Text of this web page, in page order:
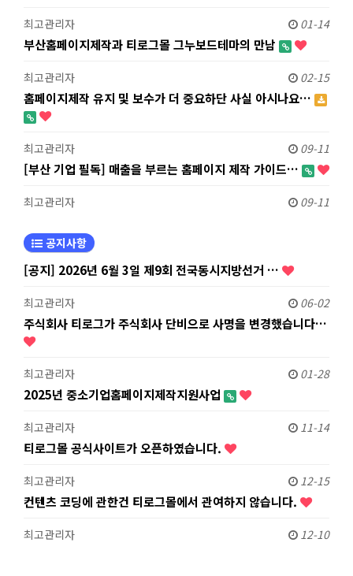
최고관리자 01-14
부산홈페이지제작과 티로그몰 그누보드테마의 만남
최고관리자 02-15
홈페이지제작 유지 및 보수가 더 중요하단 사실 아시나요…
최고관리자 09-11
[부산 기업 필독] 매출을 부르는 홈페이지 제작 가이드…
최고관리자 09-11
공지사항
[공지] 2026년 6월 3일 제9회 전국동시지방선거 …
최고관리자 06-02
주식회사 티로그가 주식회사 단비으로 사명을 변경했습니다…
최고관리자 01-28
2025년 중소기업홈페이지제작지원사업
최고관리자 11-14
티로그몰 공식사이트가 오픈하였습니다.
최고관리자 12-15
컨텐츠 코딩에 관한건 티로그몰에서 관여하지 않습니다.
최고관리자 12-10